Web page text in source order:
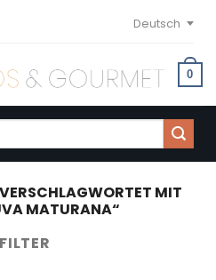
Deutsch
0
MIT
MATURANA“
FILTER